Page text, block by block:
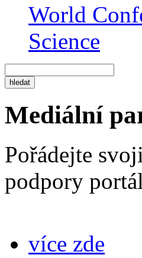
World
Science
Mediální
Pořádejte
podpory
více zde